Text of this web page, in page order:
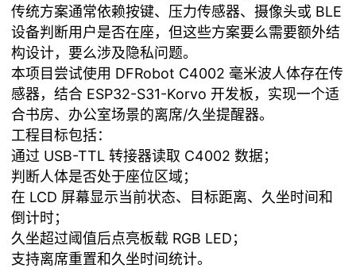
传统方案通常依赖按键、压力传感器、摄像头或 BLE
设备判断用户是否在座，但这些方案要么需要额外结
构设计，要么涉及隐私问题。
本项目尝试使用 DFRobot C4002 毫米波人体存在传
感器，结合 ESP32-S31-Korvo 开发板，实现一个适
合书房、办公室场景的离席/久坐提醒器。
工程目标包括：
通过 USB-TTL 转接器读取 C4002 数据；
判断人体是否处于座位区域；
在 LCD 屏幕显示当前状态、目标距离、久坐时间和
倒计时；
久坐超过阈值后点亮板载 RGB LED；
支持离席重置和久坐时间统计。